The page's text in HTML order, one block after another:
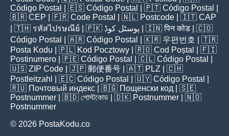
Código Postal
| 🇪🇸 Código Postal | 🇵🇹 Código Postal
🇧🇷 CEP | 🇫🇷 Code Postal | 🇳🇱 Postcode | 🇮🇹 CAP
| 🇹🇭 รหัสไปรษณีย์ | 🇵🇰 پوسٹل کوڈ | 🇮🇳पिन कोड | 🇨🇴
Código Postal
| 🇦🇷 Código Postal | 🇰🇷 우편번호
| 🇹🇷
Posta Kodu | 🇵🇱 Kod Pocztowy | 🇷🇴 Cod Poștal
| 🇫🇮
Postinumero | 🇵🇪 Código Postal | 🇨🇱 Código Postal
🇺🇸 ZIP Code | 🇯🇵 郵便番号 | 🇦🇹 PLZ | 🇨🇭
Postleitzahl
| 🇪🇨 Código Postal | 🇺🇾 Código Postal
🇷🇺 Почтовый индекс | 🇧🇬 Пощенски код | 🇸🇪
Postnummer | 🇧🇩 পোস্টকোড | 🇩🇰 Postnummer | 🇳🇴
Postnummer
© 2026 PostaKodu.co